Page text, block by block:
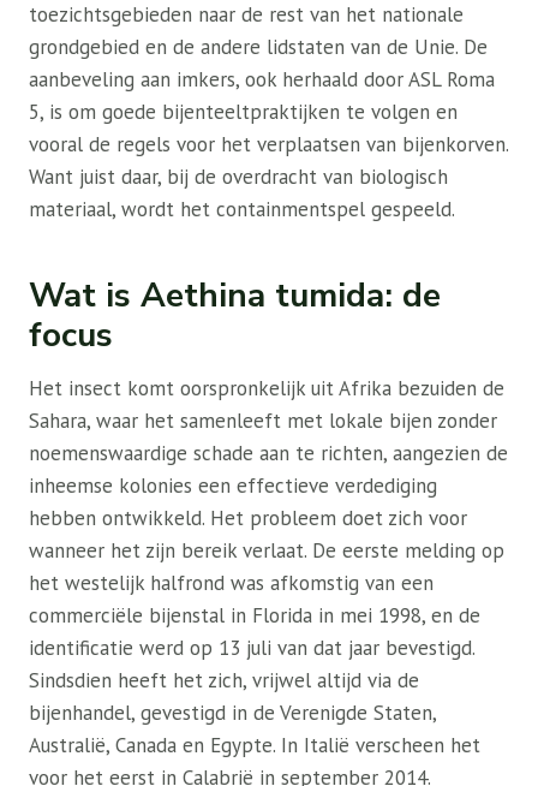
toezichtsgebieden naar de rest van het nationale
grondgebied en de andere lidstaten van de Unie. De
aanbeveling aan imkers, ook herhaald door ASL Roma
5, is om goede bijenteeltpraktijken te volgen en
vooral de regels voor het verplaatsen van bijenkorven.
Want juist daar, bij de overdracht van biologisch
materiaal, wordt het containmentspel gespeeld.
Wat is Aethina tumida: de
focus
Het insect komt oorspronkelijk uit Afrika bezuiden de
Sahara, waar het samenleeft met lokale bijen zonder
noemenswaardige schade aan te richten, aangezien de
inheemse kolonies een effectieve verdediging
hebben ontwikkeld. Het probleem doet zich voor
wanneer het zijn bereik verlaat. De eerste melding op
het westelijk halfrond was afkomstig van een
commerciële bijenstal in Florida in mei 1998, en de
identificatie werd op 13 juli van dat jaar bevestigd.
Sindsdien heeft het zich, vrijwel altijd via de
bijenhandel, gevestigd in de Verenigde Staten,
Australië, Canada en Egypte. In Italië verscheen het
voor het eerst in Calabrië in september 2014.